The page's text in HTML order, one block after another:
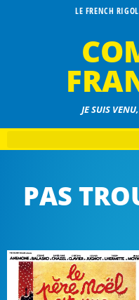
LE FRENCH
JE SUIS
PAS